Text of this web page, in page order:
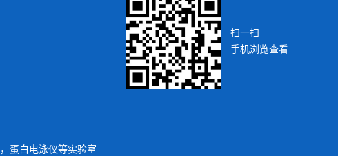
， 蛋白电泳仪等实验室
扫一扫
手机浏览查看